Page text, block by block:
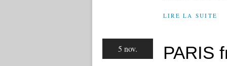
LIRE LA SUITE
5 nov. PARIS